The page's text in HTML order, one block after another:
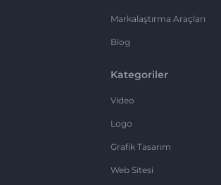
Markalaştırma Araçları
Blog
Kategoriler
Video
Logo
Grafik Tasarım
Web Sitesi